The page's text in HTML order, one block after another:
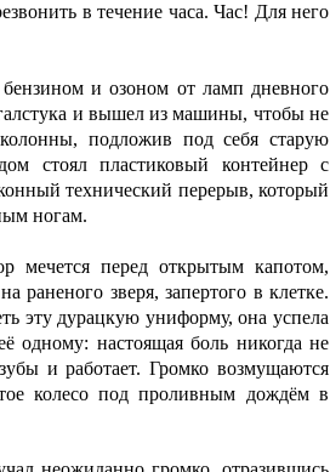
в течение часа. Час! Для него
и озоном от ламп дневного
и вышел из машины, чтобы не
подложив под себя старую
стоял пластиковый контейнер с
технический перерыв, который
ногам.
мечется перед открытым капотом,
раненого зверя, запертого в клетке.
эту дурацкую униформу, она успела
одному: настоящая боль никогда не
и работает. Громко возмущаются
колесо под проливным дождём в